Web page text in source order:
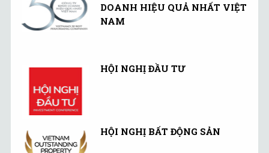
DOANH HIỆU QUẢ NHẤT VIỆT
NAM
HỘI NGHỊ ĐẦU TƯ
HỘI NGHỊ BẤT ĐỘNG SẢN